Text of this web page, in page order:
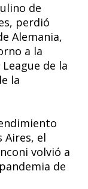
de
perdió
Alemania,
a la
de la
la
Aires, el
volvió a
de